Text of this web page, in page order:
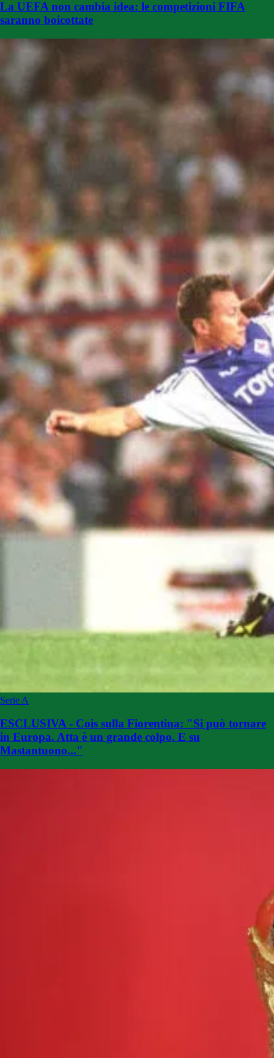
La UEFA non cambia idea: le competizioni FIFA
saranno boicottate
Serie A
ESCLUSIVA - Cois sulla Fiorentina: "Si può tornare
in Europa. Atta è un grande colpo. E su
Mastantuono..."